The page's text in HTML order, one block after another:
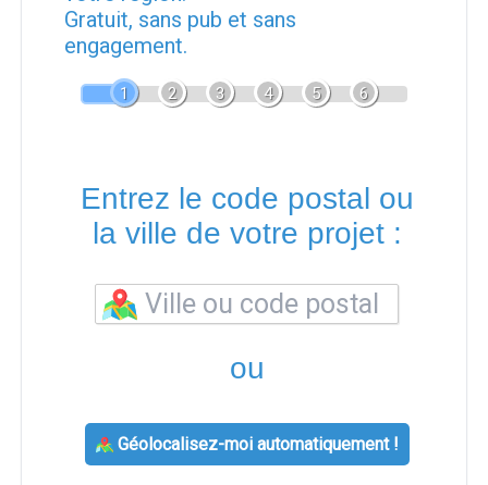
Gratuit, sans pub et sans
engagement.
1 2 3 4 5 6
Entrez le code postal ou
la ville de votre projet :
ou
Géolocalisez-moi automatiquement !